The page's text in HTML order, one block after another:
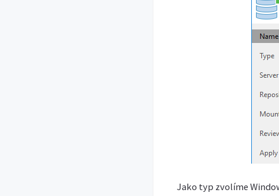
Jako typ zvolíme